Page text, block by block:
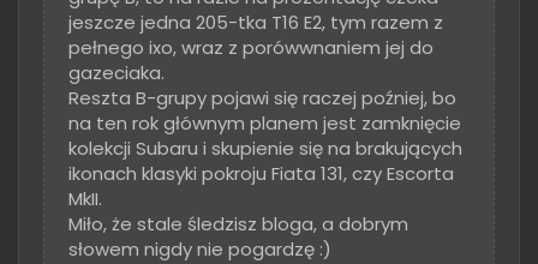
jeszcze jedna 205-tka T16 E2, tym razem z
pełnego ixo, wraz z porówwnaniem jej do
gazeciaka.
Reszta B-grupy pojawi się raczej poźniej, bo
na ten rok głównym planem jest zamknięcie
kolekcji Subaru i skupienie się na brakujących
ikonach klasyki pokroju Fiata 131, czy Escorta
MkII.
Miło, że stale śledzisz bloga, a dobrym
słowem nigdy nie pogardzę :)